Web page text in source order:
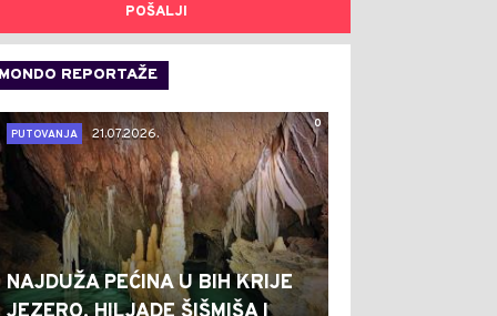
POŠALJI
MONDO REPORTAŽE
0
PUTOVANJA
21.07.2026.
NAJDUŽA PEĆINA U BIH KRIJE